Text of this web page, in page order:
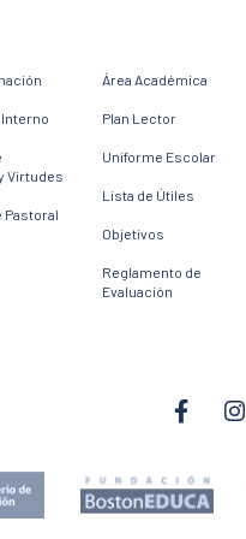
Virtudes
Pastoral
Área Académica
Plan Lector
Uniforme Escolar
Lista de Útiles
Objetivos
Reglamento de
Evaluación